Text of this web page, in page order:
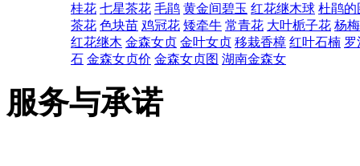
桂花 七星茶花 毛鹃 黄金间碧玉 红花继木球 杜鹃的
茶花 色块苗 鸡冠花 矮牵牛 常青花 大叶栀子花 杨梅
红花继木 金森女贞 金叶女贞 移栽香樟 红叶石楠 罗
石 金森女贞价 金森女贞图 湖南金森女
服务与承诺